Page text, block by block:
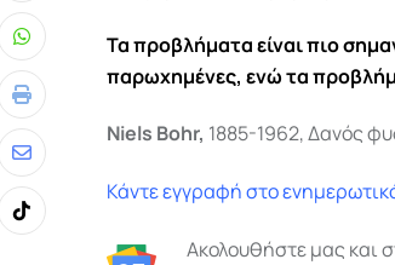
Whatsapp
Print
Share
via
Email
Tiktok
Τα προβλήματα είναι πιο
παρωχημένες, ενώ τα
Niels Bohr, 1885-1962, Δανός
Κάντε εγγραφή στο
Ακολουθήστε μας και